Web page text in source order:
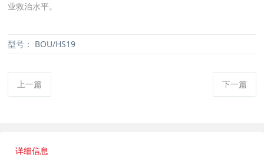
业救治水平。
型号： BOU/HS19
上一篇 下一篇
详细信息